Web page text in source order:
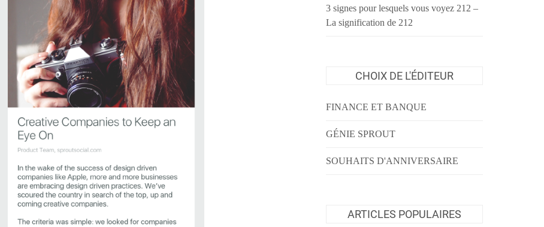
3 signes pour lesquels vous voyez 212 –
La signification de 212
CHOIX DE L'ÉDITEUR
FINANCE ET BANQUE
GÉNIE SPROUT
SOUHAITS D'ANNIVERSAIRE
ARTICLES POPULAIRES